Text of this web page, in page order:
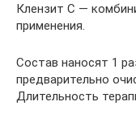
Клензит С —
применения.
Состав наносят 1
предварительно
Длительность